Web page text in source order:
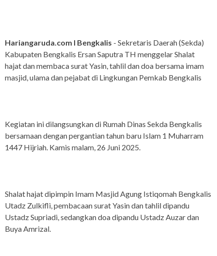
Hariangaruda.com I Bengkalis - Sekretaris Daerah (Sekda)
Kabupaten Bengkalis Ersan Saputra TH menggelar Shalat
hajat dan membaca surat Yasin, tahlil dan doa bersama imam
masjid, ulama dan pejabat di Lingkungan Pemkab Bengkalis
Kegiatan ini dilangsungkan di Rumah Dinas Sekda Bengkalis
bersamaan dengan pergantian tahun baru Islam 1 Muharram
1447 Hijriah. Kamis malam, 26 Juni 2025.
Shalat hajat dipimpin Imam Masjid Agung Istiqomah Bengkalis
Utadz Zulkifli, pembacaan surat Yasin dan tahlil dipandu
Ustadz Supriadi, sedangkan doa dipandu Ustadz Auzar dan
Buya Amrizal.